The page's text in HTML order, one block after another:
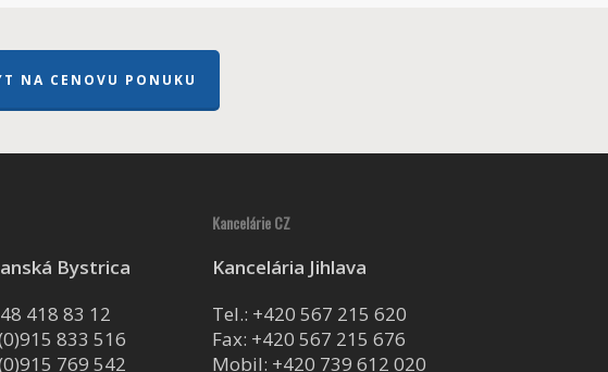
NA CENOVU PONUKU
Bystrica
418 83 12
833 516
769 542
Kancelárie CZ
Kancelária Jihlava
Tel.: +420 567 215 620
Fax: +420 567 215 676
Mobil: +420 739 612 020